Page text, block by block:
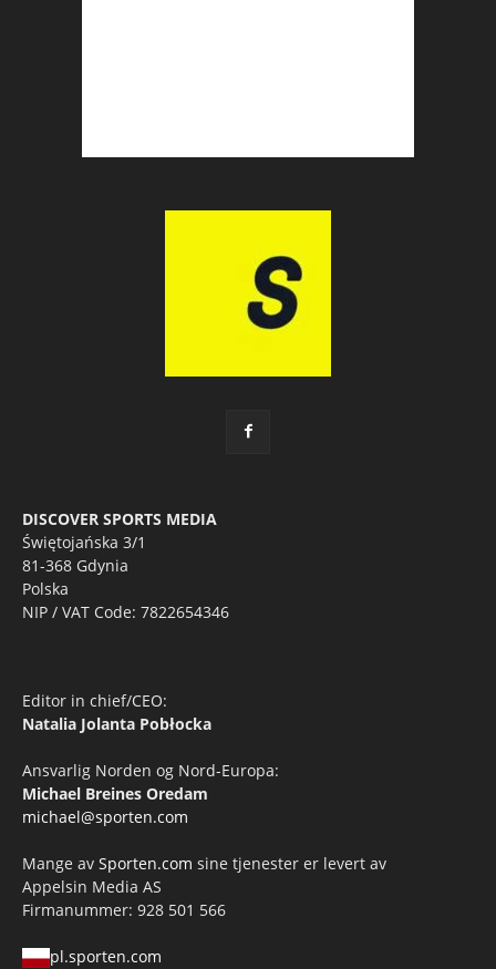
DISCOVER SPORTS MEDIA
Świętojańska 3/1
81-368 Gdynia
Polska
NIP / VAT Code: 7822654346
Editor in chief/CEO:
Natalia Jolanta Pobłocka
Ansvarlig Norden og Nord-Europa:
Michael Breines Oredam
michael@sporten.com
Mange av Sporten.com sine tjenester er levert av
Appelsin Media AS
Firmanummer: 928 501 566
pl.sporten.com